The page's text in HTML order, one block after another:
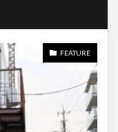
FEATURE